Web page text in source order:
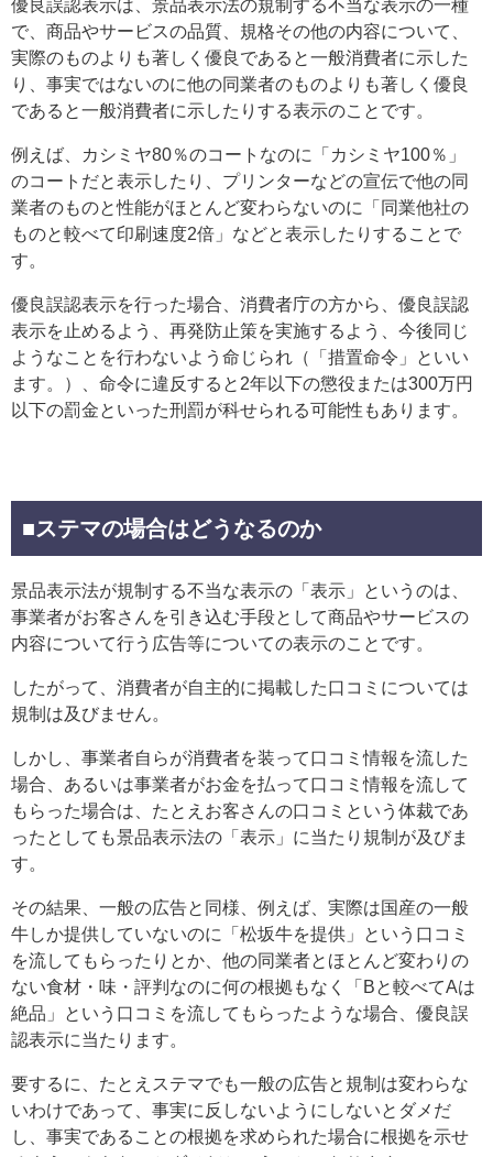
優良誤認表示は、景品表示法の規制する不当な表示の一種
で、商品やサービスの品質、規格その他の内容について、
実際のものよりも著しく優良であると一般消費者に示した
り、事実ではないのに他の同業者のものよりも著しく優良
であると一般消費者に示したりする表示のことです。
例えば、カシミヤ80％のコートなのに「カシミヤ100％」
のコートだと表示したり、プリンターなどの宣伝で他の同
業者のものと性能がほとんど変わらないのに「同業他社の
ものと較べて印刷速度2倍」などと表示したりすることで
す。
優良誤認表示を行った場合、消費者庁の方から、優良誤認
表示を止めるよう、再発防止策を実施するよう、今後同じ
ようなことを行わないよう命じられ（「措置命令」といい
ます。）、命令に違反すると2年以下の懲役または300万円
以下の罰金といった刑罰が科せられる可能性もあります。
■ステマの場合はどうなるのか
景品表示法が規制する不当な表示の「表示」というのは、
事業者がお客さんを引き込む手段として商品やサービスの
内容について行う広告等についての表示のことです。
したがって、消費者が自主的に掲載した口コミについては
規制は及びません。
しかし、事業者自らが消費者を装って口コミ情報を流した
場合、あるいは事業者がお金を払って口コミ情報を流して
もらった場合は、たとえお客さんの口コミという体裁であ
ったとしても景品表示法の「表示」に当たり規制が及びま
す。
その結果、一般の広告と同様、例えば、実際は国産の一般
牛しか提供していないのに「松坂牛を提供」という口コミ
を流してもらったりとか、他の同業者とほとんど変わりの
ない食材・味・評判なのに何の根拠もなく「Bと較べてAは
絶品」という口コミを流してもらったような場合、優良誤
認表示に当たります。
要するに、たとえステマでも一般の広告と規制は変わらな
いわけであって、事実に反しないようにしないとダメだ
し、事実であることの根拠を求められた場合に根拠を示せ